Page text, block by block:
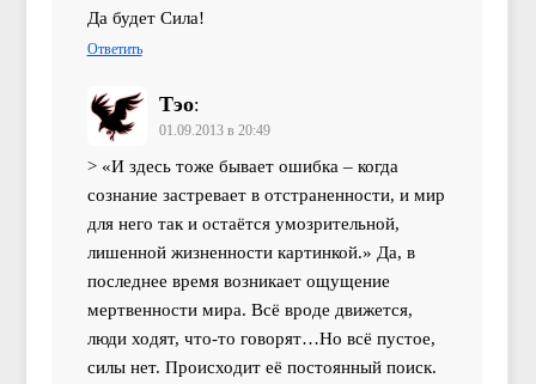
Да будет Сила!
Ответить
Тэо:
01.09.2013 в 20:49
> «И здесь тоже бывает ошибка – когда
сознание застревает в отстраненности, и мир
для него так и остаётся умозрительной,
лишенной жизненности картинкой.» Да, в
последнее время возникает ощущение
мертвенности мира. Всё вроде движется,
люди ходят, что-то говорят…Но всё пустое,
силы нет. Происходит её постоянный поиск.